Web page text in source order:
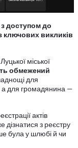
доступом до
ключових викликів
міської
обмежений
для
а для громадянина —
актів
дізнатися з реєстру
була у шлюбі й чи